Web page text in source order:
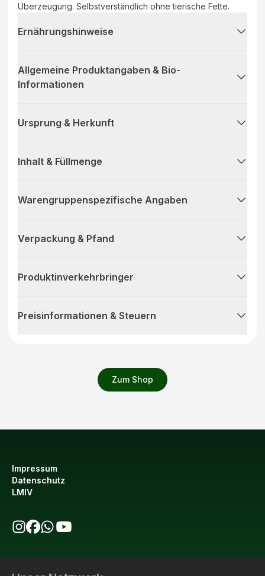
Zum Shop
Überzeugung. Selbstverständlich ohne tierische Fette.
Ernährungshinweise
Allgemeine Produktangaben & Bio-
Informationen
Ursprung & Herkunft
Inhalt & Füllmenge
Warengruppenspezifische Angaben
Verpackung & Pfand
Produktinverkehrbringer
Preisinformationen & Steuern
Impressum
Datenschutz
LMIV